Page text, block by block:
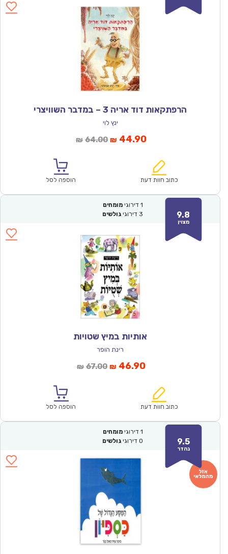
הרפתקאות דוד אריה 3 – במדבר השוויצרי
ינץ לוי
₪ 64.00המחיר
₪64.00.
₪ 44.90המחיר
הוא:
כתוב חוות דעת הוספה לסל
9.8
מצוין
1 דירוגי מומחים
3 דירוגי גולשים
אותיות במיץ שטויות
רינת הופר
₪ 67.00המחיר
₪67.00.
₪ 46.90המחיר
הוא:
כתוב חוות דעת הוספה לסל
9.5
נהדר
1 דירוגי מומחים
0 דירוגי גולשים